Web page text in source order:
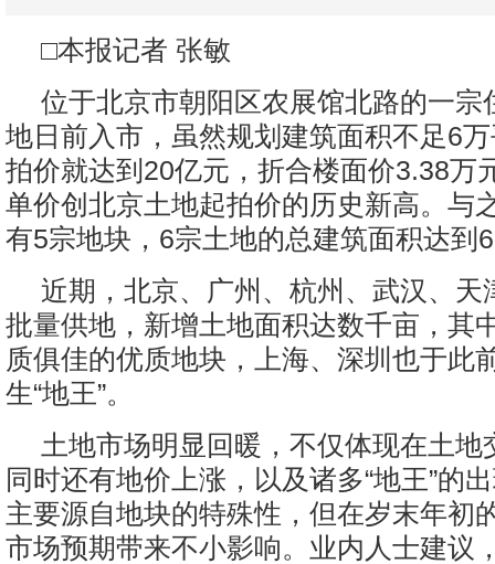
□本报记者 张敏
位于北京市朝阳区农展馆北路的一宗
地日前入市，虽然规划建筑面积不足6
拍价就达到20亿元，折合楼面价3.38万
单价创北京土地起拍价的历史新高。与
有5宗地块，6宗土地的总建筑面积达到
近期，北京、广州、杭州、武汉、天
批量供地，新增土地面积达数千亩，其
质俱佳的优质地块，上海、深圳也于此
生“地王”。
土地市场明显回暖，不仅体现在土地
同时还有地价上涨，以及诸多“地王”的
主要源自地块的特殊性，但在岁末年初
市场预期带来不小影响。业内人士建议